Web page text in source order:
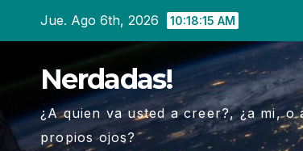
Jue. Ago 6th, 2026 10:18:15 AM
Nerdadas!
¿A quien va usted a creer?, ¿a mi, o
propios ojos?